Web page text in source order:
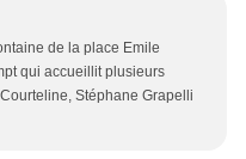
de la place Emile
qui accueillit plusieurs
Stéphane Grapelli